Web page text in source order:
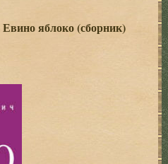
яблоко (сборник)